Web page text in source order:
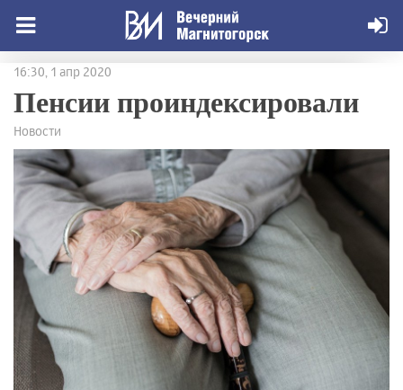
16:30, 1 апр 2020
Пенсии проиндексировали
Новости